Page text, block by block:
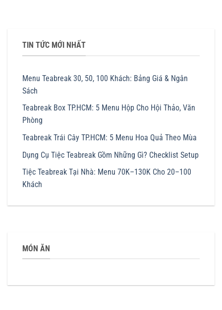
TIN TỨC MỚI NHẤT
Menu Teabreak 30, 50, 100 Khách: Bảng Giá & Ngân
Sách
Teabreak Box TP.HCM: 5 Menu Hộp Cho Hội Thảo, Văn
Phòng
Teabreak Trái Cây TP.HCM: 5 Menu Hoa Quả Theo Mùa
Dụng Cụ Tiệc Teabreak Gồm Những Gì? Checklist Setup
Tiệc Teabreak Tại Nhà: Menu 70K–130K Cho 20–100
Khách
MÓN ĂN